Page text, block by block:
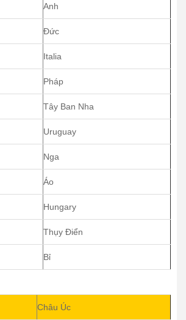
Anh
Đức
Italia
Pháp
Tây Ban Nha
Uruguay
Nga
Áo
Hungary
Thụy Điển
Bỉ
Châu Úc